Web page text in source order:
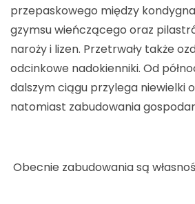
przepaskowego między
gzymsu wieńczącego oraz
naroży i lizen. Przetrwały także
odcinkowe nadokienniki. Od
dalszym ciągu przylega niewielki
natomiast zabudowania
Obecnie zabudowania są